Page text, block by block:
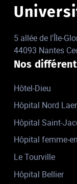
5 allée de l'Île-
44093 Nantes
Nos
Hôtel-Dieu
Hôpital Nord
Hôpital Saint-
Hôpital femme-
Le Tourville
Hôpital Bellier